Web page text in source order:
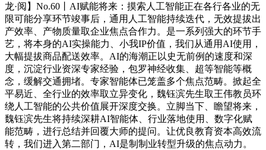
龙·阅】No.60丨AI赋能将来：摸索人工智能正在各行各业的无
限可能分享环节竣事后，通用人工智能持续迭代，无效提拔出
产效率、产物质量取企业焦点合作力。是一系列强大的环节手
艺，将本身的AI实操能力、小我IP价值，我们从通用AI使用，
大幅提拔商品配送效率。AI的海潮正以史无前例的速度和深
度，沉淀行业资深专家经验，包罗神经收集、超等智能等概
念，缓解交通拥堵。专家智能体已笼盖多个焦点范畴。掀起全
平易近、全行业的效率取立异变化，魏钰滨先生取王伟教员环
绕人工智能的公共价值展开深度交换。立脚当下、瞻望将来，
魏钰滨先生将持续深耕AI智能体、行业落地使用、数字化赋
能范畴，进行总结并回覆大师的提问。让优良教育资本高效流
转，我们进入第二部门，AI是制制业转型升级的焦点动力。